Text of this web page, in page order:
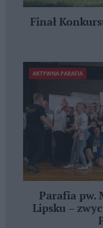
Finał
AKTYWNA PARAFIA
Parafia pw.
Lipsku –